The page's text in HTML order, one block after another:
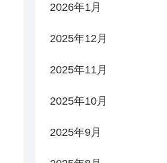
2026年1月
2025年12月
2025年11月
2025年10月
2025年9月